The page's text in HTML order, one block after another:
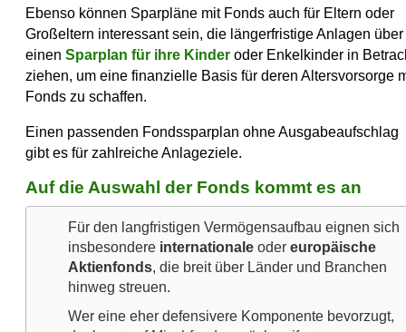
Ebenso können Sparpläne mit Fonds auch für Eltern oder
Großeltern interessant sein, die längerfristige Anlagen über
einen Sparplan für ihre Kinder oder Enkelkinder in
ziehen, um eine finanzielle Basis für deren Altersvorsorge
Fonds zu schaffen.
Einen passenden Fondssparplan ohne Ausgabeaufschlag
gibt es für zahlreiche Anlageziele.
Auf die Auswahl der Fonds kommt es an
Für den langfristigen Vermögensaufbau eignen sich
insbesondere internationale oder europäische
Aktienfonds, die breit über Länder und Branchen
hinweg streuen.
Wer eine eher defensivere Komponente bevorzugt,